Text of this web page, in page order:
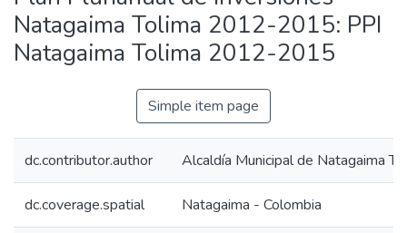
Natagaima Tolima 2012-2015: PPI
Natagaima Tolima 2012-2015
Simple item page
dc.contributor.author Alcaldía Municipal de Natagaima
dc.coverage.spatial Natagaima - Colombia